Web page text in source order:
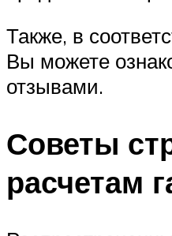
Также, в
Вы можете
отзывами.
Советы
расчетам